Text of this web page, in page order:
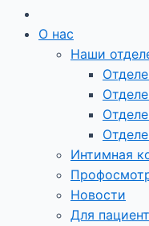
О нас
Наши
Интимная
Новости
Для